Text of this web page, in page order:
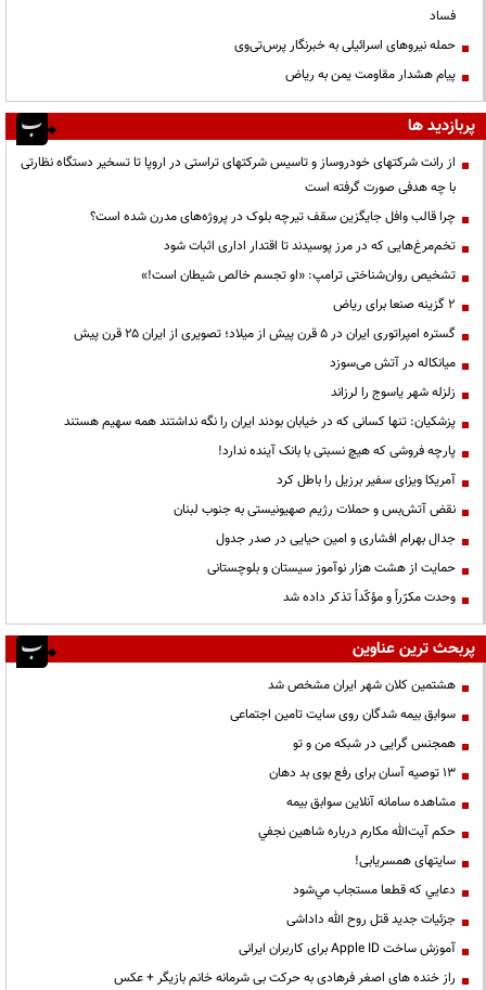
فساد
حمله نیروهای اسرائیلی به خبرنگار پرس‌تی‌وی
پیام هشدار مقاومت یمن به ریاض
پربازدید ها
از رانت‌ شرکتهای خودروساز و تاسیس شرکتهای تراستی در اروپا تا تسخیر دستگاه نظارتی
با چه هدفی صورت گرفته است
چرا قالب وافل جایگزین سقف تیرچه بلوک در پروژه‌های مدرن شده است؟
تخم‌مرغ‌هایی که در مرز پوسیدند تا اقتدار اداری اثبات شود
تشخیص روان‌شناختی ترامپ: «او تجسم خالص شیطان است!»
۲ گزینه صنعا برای ریاض
گستره امپراتوری ایران در ۵ قرن پیش از میلاد؛ تصویری از ایران ۲۵ قرن پیش
میانکاله در آتش می‌سوزد
زلزله شهر یاسوج را لرزاند
پزشکیان: تنها کسانی که در خیابان بودند ایران را نگه نداشتند همه سهیم هستند
پارچه فروشی که هیچ نسبتی با بانک آینده ندارد!
آمریکا ویزای سفیر برزیل را باطل کرد
نقض آتش‌بس و حملات رژیم صهیونیستی به جنوب لبنان
جدال بهرام افشاری و امین حیایی در صدر جدول
حمایت از هشت هزار نوآموز سیستان و بلوچستانی
وحدت مکرّراً و مؤکّداً تذکر داده شد
پربحث ترین عناوین
هشتمین کلان شهر ایران مشخص شد
سوابق بیمه شدگان روی سایت تامین اجتماعی
همجنس گرایی در شبکه من و تو
13 توصیه آسان برای رفع بوی بد دهان
مشاهده سامانه آنلاين سوابق بیمه
حكم آيت‌الله مكارم درباره شاهين نجفي
سایتهای همسریابی!
دعايي كه قطعا مستجاب مي‌شود
جزئیات جدید قتل روح الله داداشی
آموزش ساخت Apple ID برای کاربران ایرانی
راز خنده های اصغر فرهادی به حرکت بی شرمانه خانم بازیگر + عکس